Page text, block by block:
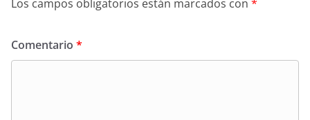
Los campos obligatorios están marcados con *
Comentario *